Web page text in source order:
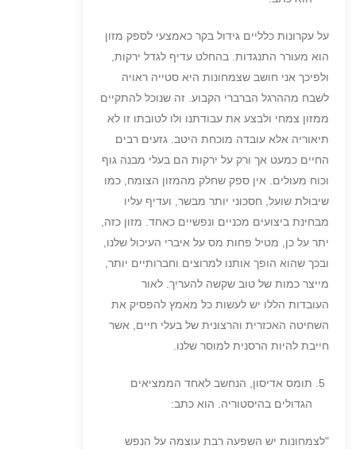
על עקרונות כלליים גידול בקר כאמצעי לספק מזון
הוא מעורר התנגדות. בהחלט עדיף לגדל ירקות,
ולפיכך אני חושב שצמחונות היא סטייה ראויה
לשבח מההרגל הברברי הקבוע. זה שנוכל להתקיים
ממזון צמחי ולבצע את עבודתנו ולו לטובתו זו לא
תיאוריה אלא עובדה מוכחת היטב. גזעים רבים
החיים כמעט אך ורק על ירקות הם בעלי מבנה גוף
וכוח מעולים. אין ספק שחלק מהמזון הצומח, כמו
שיבולת שועל, חסכוני יותר מבשר, ועדיף עליו
מבחינת ביצועים מכניים ונפשיים כאחד. מזון כזה,
יתר על כן, מטיל פחות מס על איברי העיכול שלנו,
ובכך שהוא הופך אותנו למרוצים וחברותיים יותר,
מייצר כמות של טוב שקשה להעריך. לאור
העובדות הללו יש לעשות כל מאמץ להפסיק את
השחיטה האכזרית והרצונית של בעלי חיים, אשר
חייבת להיות הרסנית למוסר שלנו.
תומס אדיסון, הנחשב לאחד הממציאים
הגדולים בהיסטוריה. הוא כתב:
"לצמחונות יש השפעה רבת עוצמה על הנפש